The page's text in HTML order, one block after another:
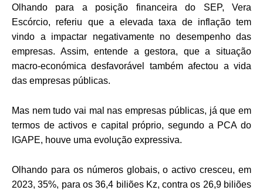
Olhando para a posição financeira do SEP, Vera
Escórcio, referiu que a elevada taxa de inflação tem
vindo a impactar negativamente no desempenho das
empresas. Assim, entende a gestora, que a situação
macro-económica desfavorável também afectou a vida
das empresas públicas.
Mas nem tudo vai mal nas empresas públicas, já que em
termos de activos e capital próprio, segundo a PCA do
IGAPE, houve uma evolução expressiva.
Olhando para os números globais, o activo cresceu, em
2023, 35%, para os 36,4 biliões Kz, contra os 26,9 biliões